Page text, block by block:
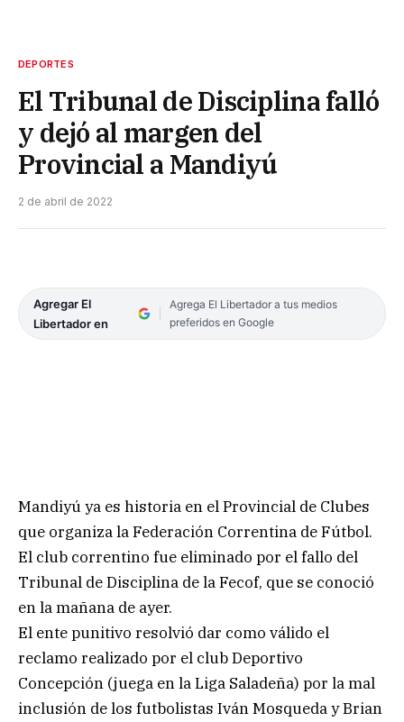
DEPORTES
El Tribunal de Disciplina falló
y dejó al margen del
Provincial a Mandiyú
2 de abril de 2022
Agregar El
Libertador en
Agrega El Libertador a tus medios
preferidos en Google
Mandiyú ya es historia en el Provincial de Clubes
que organiza la Federación Correntina de Fútbol.
El club correntino fue eliminado por el fallo del
Tribunal de Disciplina de la Fecof, que se conoció
en la mañana de ayer.
El ente punitivo resolvió dar como válido el
reclamo realizado por el club Deportivo
Concepción (juega en la Liga Saladeña) por la mal
inclusión de los futbolistas Iván Mosqueda y Brian